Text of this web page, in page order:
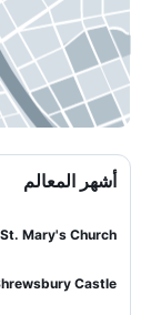
أشهر المعالم
St. Mary's Church
Castle